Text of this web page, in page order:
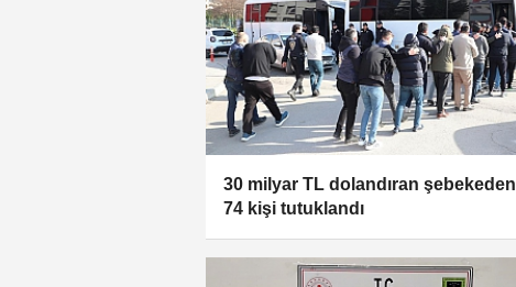
30 milyar TL dolandıran şebekeden
74 kişi tutuklandı